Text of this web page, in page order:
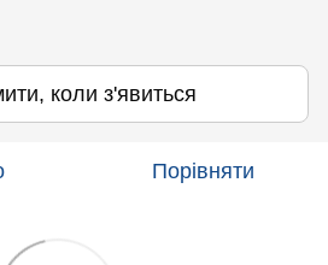
коли з'явиться
Порівняти